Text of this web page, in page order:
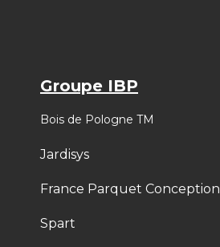
Groupe IBP
Bois de Pologne TM
Jardisys
France Parquet Conception
Spart